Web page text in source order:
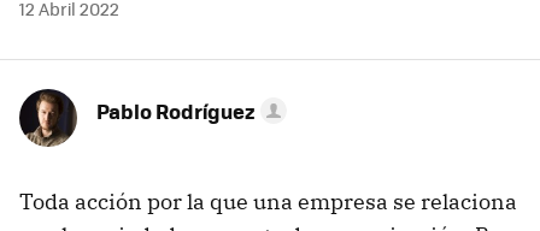
12 Abril 2022
Pablo Rodríguez
Toda acción por la que una empresa se relaciona